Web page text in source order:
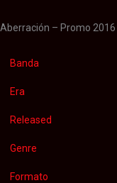
Aberración – Promo 2016
Banda
Era
Released
Genre
Formato